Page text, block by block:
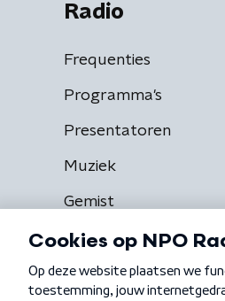
Radio
Frequenties
Programma's
Presentatoren
Muziek
Gemist